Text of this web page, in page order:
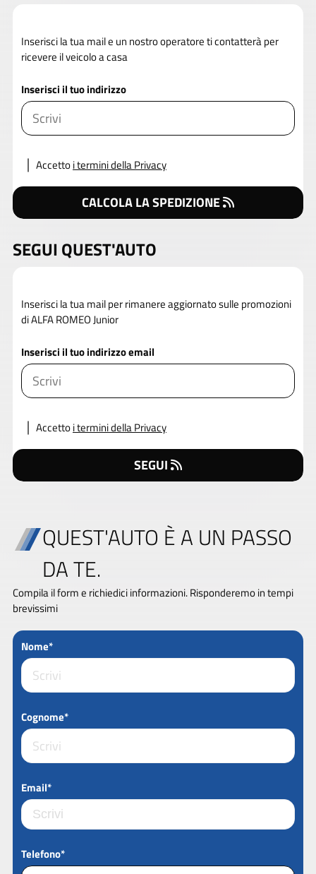
Inserisci la tua mail e un nostro operatore ti contatterà per
ricevere il veicolo a casa
Inserisci il tuo indirizzo
Accettoi termini della Privacy
CALCOLA LA SPEDIZIONE
SEGUI QUEST'AUTO
Inserisci la tua mail per rimanere aggiornato sulle promozioni
di ALFA ROMEO Junior
Inserisci il tuo indirizzo email
Accettoi termini della Privacy
SEGUI
QUEST'AUTO È A UN PASSO
DA TE.
Compila il form e richiedici informazioni. Risponderemo in tempi
brevissimi
Nome*
Cognome*
Email*
Telefono*